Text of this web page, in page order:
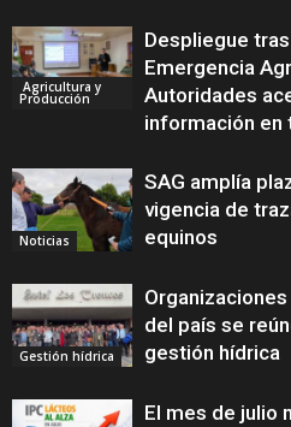
Agricultura y
Producción
Despliegue
Emergencia
Autoridades
información en
Noticias
SAG amplía
vigencia de
equinos
Gestión hídrica
del país se
gestión hídrica
El mes de julio